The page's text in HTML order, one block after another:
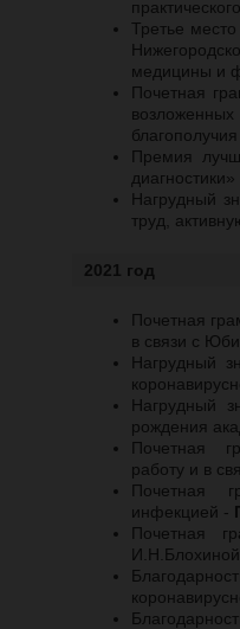
Третье
медицины и
Почетная
Премия
Нагрудный
труд,
2021 год
Почетная
в связи с
Нагрудный
Нагрудный
рождения
Почетная
работу и в
Почетная
инфекцией -
Почетная